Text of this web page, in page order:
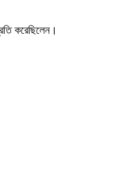
করেছিলেন।